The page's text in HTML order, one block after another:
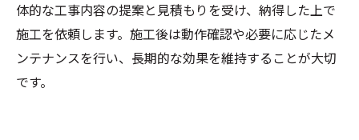
体的な工事内容の提案と見積もりを受け、納得した上で
施工を依頼します。施工後は動作確認や必要に応じたメ
ンテナンスを行い、長期的な効果を維持することが大切
です。